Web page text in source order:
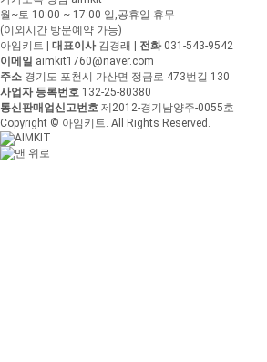
월~토 10:00 ~ 17:00 일,공휴일 휴무
(이외시간 방문예약 가능)
아임키트
대표이사김경래 전화031-543-9542
이메일 aimkit1760@naver.com
주소 경기도 포천시 가산면 정금로 473번길 130
사업자 등록번호 132-25-80380
통신판매업신고번호 제2012-경기남양주-0055호
Copyright © 아임키트. All Rights Reserved.